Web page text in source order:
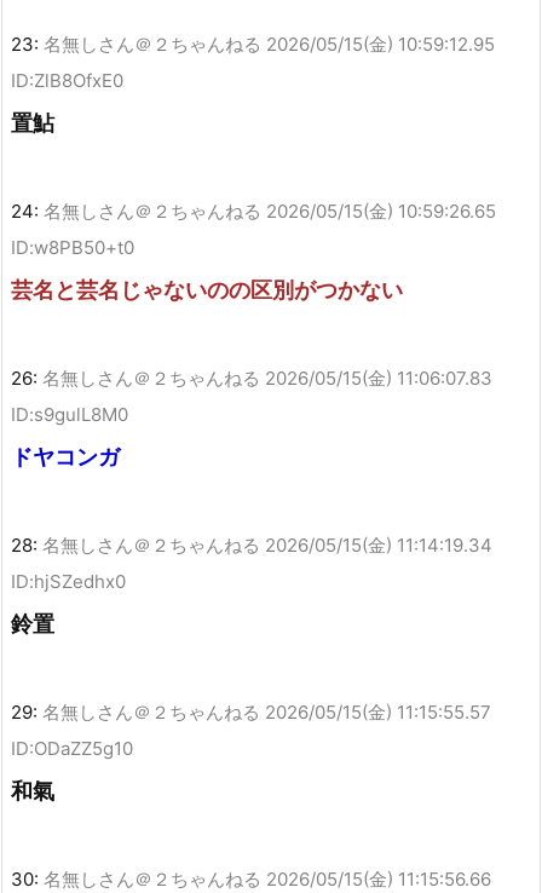
23: 名無しさん＠２ちゃんねる 2026/05/15(金) 10:59:12.95
ID:ZlB8OfxE0
置鮎
24: 名無しさん＠２ちゃんねる 2026/05/15(金) 10:59:26.65
ID:w8PB50+t0
芸名と芸名じゃないのの区別がつかない
26: 名無しさん＠２ちゃんねる 2026/05/15(金) 11:06:07.83
ID:s9gulL8M0
ドヤコンガ
28: 名無しさん＠２ちゃんねる 2026/05/15(金) 11:14:19.34
ID:hjSZedhx0
鈴置
29: 名無しさん＠２ちゃんねる 2026/05/15(金) 11:15:55.57
ID:ODaZZ5g10
和氣
30: 名無しさん＠２ちゃんねる 2026/05/15(金) 11:15:56.66